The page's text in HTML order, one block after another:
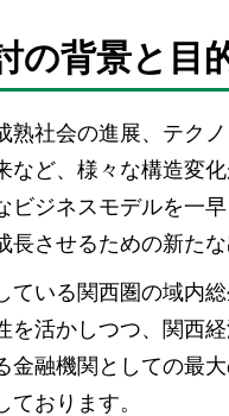
の背景と目
熟社会の進展、テク
など、様々な構造変
ビジネスモデルを一
させるための新た
ている関西圏の域内
を活かしつつ、関西
金融機関としての最
おります。